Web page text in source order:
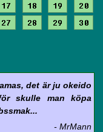
17 18 19
20
27 28 29
30
det är ju okeido
skulle man köpa
- MrMann